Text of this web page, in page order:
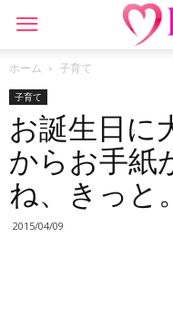
ホーム 子育て
子育て
お誕生日に
からお手紙
ね、きっと。
2015/04/09